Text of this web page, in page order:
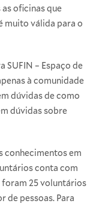
oficinas que
muito válida para o
SUFIN – Espaço de
à comunidade
dúvidas de como
dúvidas sobre
conhecimentos em
conta com
foram 25 voluntários
de pessoas. Para